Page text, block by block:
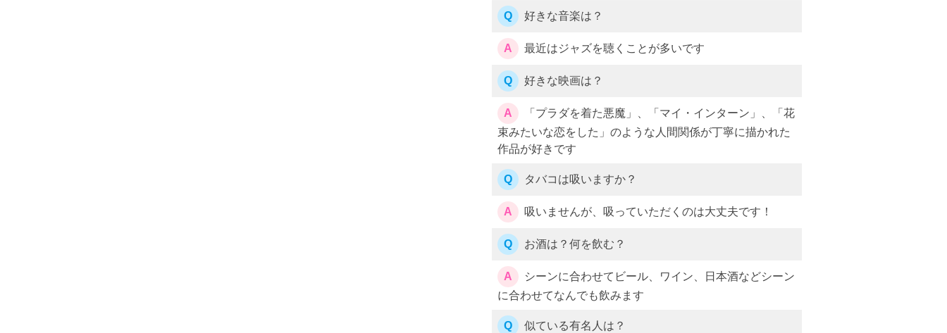
Q 好きな音楽は？
A 最近はジャズを聴くことが多いです
Q 好きな映画は？
A
「プラダを着た悪魔」、「マイ・インターン」、「花
束みたいな恋をした」のような人間関係が丁寧に描かれた
作品が好きです
Q タバコは吸いますか？
A 吸いませんが、吸っていただくのは大丈夫です！
Q お酒は？何を飲む？
A
シーンに合わせてビール、ワイン、日本酒などシーン
に合わせてなんでも飲みます
Q 似ている有名人は？